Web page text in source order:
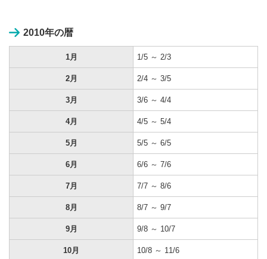
2010年の暦
1月 1/5 ～ 2/3
2月 2/4 ～ 3/5
3月 3/6 ～ 4/4
4月 4/5 ～ 5/4
5月 5/5 ～ 6/5
6月 6/6 ～ 7/6
7月 7/7 ～ 8/6
8月 8/7 ～ 9/7
9月 9/8 ～ 10/7
10月 10/8 ～ 11/6